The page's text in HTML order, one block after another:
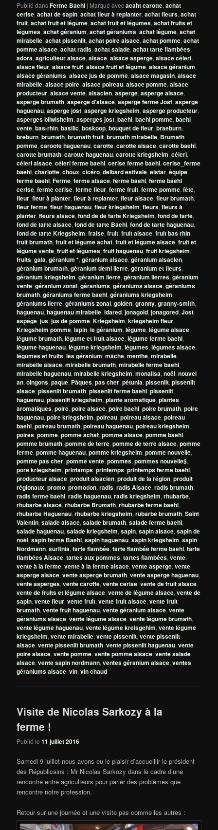
Publié dansFerme Baehl | Marqué avecacaht carotte,achat
cerise,achat de sapin,achat fleur à replanter,achat fleurs,achat
fruit,achat fruit et légume,achat fruit et légumes,achat fruits et
légumes,achat géranium,achat géraniums,achat légume,achat
mirabelle,achat pissenlit,achat poire alsace,achat pomme,achat
pomme alsace,achat radis,achat salade,achat tarte flambées,
adora,agriculteur alsace,alsace,alsace asperge,alsace céleri,
alsace fleur,alsace fruit,alsace fruit et légume,alsace géranium,
alsace géraniums,alsace jus de pomme,alsace magasin,alsace
mirabelle,alsace poire,alsace poireau,alsace pomme,alsace
producteur,alsace vente,alsacien,asperge,asperge alsace,
asperge brumath,asperge d'alsace,asperge ferme Jost,asperge
haguenau,asperge jost,asperge kriegsheim,asperge producteur,
asperges bilwisheim,asperges jost,baehl,baehl pomme,baehl
vente,bas-rhin,basilic,boskoop,bouquet de fleur,braeburn,
breburn,brumath,brumath fruit,brumath mirabelle, Brumath
pomme,caroote haguenau,carotte,carotte alsace,carotte baehl,
carotte brumath,carotte haguenau,carotte kriegsheim,céleri,
céleri alsace,céleri ferme baehl,cerise ferme baehl,cerise_ferme
baehl,charlotte,choux,cicéro,delbard estivale,elstar,équipe
ferme baehl,Ferme,ferme alsace,ferme baehl,ferme baehl
cerise,ferme cerise,ferme fleur,ferme fruit,ferme pomme,fête,
fleur,fleur à planter,fleur à replanter,fleur alsace,fleur brumath,
fleur ferme,fleur haguenau,fleur kriegsheim,fleurs,fleurs à
planter,fleurs alsace,fond de de tarte Kriegsheim,fond de tarte,
fond de tarte alsace,fond de tarte Baehl,fond de tarte haguenau,
fond de tarte Kriegsheim,fraise,fruit,fruit alsace,fruit bas rhin,
fruit brumath,fruit et légume achat,fruit et légume alsace,fruit et
légume vente,fruit et légumes,fruit haguenau,fruit kriegsheim,
fruits,gala,géranium *,géranium alsace,géranium alsacien,
géranium brumath,géranium demi lierre,géranium et fleurs,
géranium kriegsheim,géranium lierre,géranium lierres,géranium
vente,géranium zonal,géraniums,géraniums alsace,géraniums
brumath,géraniums ferme baehl,géraniums kriegsheim,
géraniums lierre,géraniums zonal,golden,granny,granny-smith,
haguenau,haguenau mirabelle,idared,jonagold,jonagored,Jost
aspege,jus,jus de pomme,Kriegsheim,kriegsheim fleur,
Kriegsheim pomme,lapin,le géranium,légume,légume alsace,
légume brumath,légume et fruit alsace,légume ferme baehl,
légume haguenau,légume kriegsheim,légumes,légumes alsace,
légumes et fruits,les géranium,mâche,menthe,mirabelle,
mirabelle alsace,mirabelle brumath,mirabelle ferme baehl,
mirabelle haguenau,mirabelle kriegsheim,monalisa,noël,nouvel
an,oingons,paque, Pâques,pas cher,pétunia,pissenlit,pissenlit
alsace,pissenlit brumath,pissenlit ferme baehl,pissenlit
haguenau,pissenlit kriegsheim,plante aromatique,plantes
aromatiques,poire,poire alsace,poire baehl,poire brumath,poire
haguenau,poire kriegsheim,poireau,poireau alsace,poireau
baehl,poireau brumath,poireau haguenau,poireau kriegsheim,
poires,pomme,pomme achat,pomme alsace,pomme baehl,
pomme brumath,pomme de terre,pomme de terre alsace,pomme
ferme,pomme haguenau,pomme kriegsheim,pomme nouvelle,
pomme pas cher,pomme vente,pommes,pommes nouvelle$,
pore kriegsheim,printamps,printemps,printemps ferme baehl,
producteur alsace,produit alsacien,produit de la région,produit
régionaux,promo,promotion,radis,radis Alsace,radis brumath,
radis ferme baehl,radis haguenau,radis kriegsheim,rhubarbe,
rhubarbe alsace,rhubarbe Brumath,rhubarbe ferme baehl,
rhubarbe Haguenau,rhubarbe kriegsheim,rubarbe brumath,Saint
Valentin,salade alsace,salade brumath,salade ferme baehl,
salade haguenau,salade kriegsheim,sapin,sapin alsace,sapin de
noêl,sapin ferme Baehl,sapin haguenau,sapin kriegsheim,sapin
Nordmann,surfinia,tarte flambée,tarte flambée ferme baehl,tarte
flambées Alsace,tartes aux pommes,tartes flambées,vente,
vente à la ferme,vente à la ferme alsace,vente asperge,vente
asperge alsace,vente asperge brumath,vente asperge haguenau,
vente asperges,vente carotte,vente cerise,vente de fruit alsace,
vente de fruits et légume alsace,vente de légume alsace,vente de
sapin,vente fleur,vente fruit,vente fruit alsace,vente fruit
brumath,vente fruit haguenau,vente géranium alsace,vente
géraniums alsace,vente légume alsace,vente légume brumath,
vente légume haguenau,vente légume kreisgehim,vente légume
kriegsheim,vente mirabelle,vente pissenlit,vente pissenlit
alsace,vente pissenlit brumath,vente pissenlit haguenau,vente
poire alsace,vente pomme,vente pomme alsace,vente salade
alsace,vente sapin nordmann,ventes géranium alsace,ventes
géraniums alsace,vin,vin chaud
Visite de Nicolas Sarkozy à la
ferme !
Publié le11 juillet 2016
Samedi 9 juillet nous avons eu le plaisir d’accueillir le président
des Républicains : Mr Nicolas Sarkozy dans le cadre d’une
rencontre entre agriculteurs pour parler des problèmes que
rencontre notre profession.
Retour sur une journée et une visite pas comme les autres :